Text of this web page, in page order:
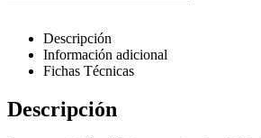
Descripción
Información adicional
Fichas Técnicas
Descripción